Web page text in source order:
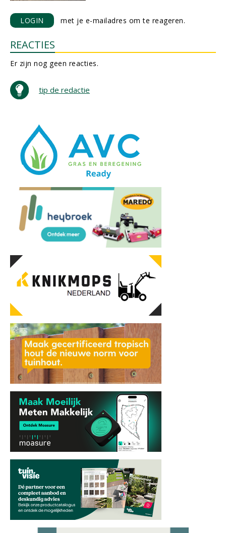
LOGIN met je e-mailadres om te reageren.
REACTIES
Er zijn nog geen reacties.
tip de redactie